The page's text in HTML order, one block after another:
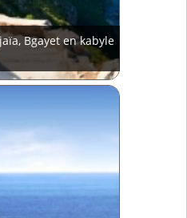
Bgayet en kabyle